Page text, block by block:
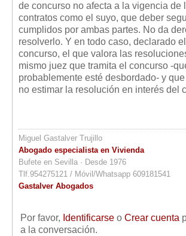
de concurso no afecta a la vigencia de
contratos como el suyo, que deber
cumplidos por ambas partes. No da
resolverlo. Y en todo caso, declarado el
concurso, el que valora las
mismo juez que tramita el concurso -
probablemente esté desbordado- y
no estimar la resolución en interés del
Miguel Gastalver Trujillo
Abogado especialista en Vivienda
Bufete en Sevilla · Desde 1976
Tlf.954275121 / Móvil/Whatsapp 609181541
Gastalver Abogados
Por favor, Identificarse o Crear cuenta
a la conversación.